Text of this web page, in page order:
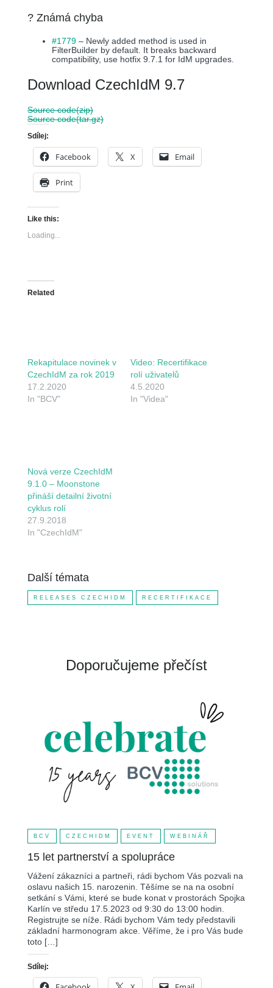
? Známá chyba
#1779– Newly added method is used in
FilterBuilder by default. It breaks backward
compatibility, use hotfix 9.7.1 for IdM upgrades.
Download CzechIdM 9.7
Source code(zip)
Source code(tar.gz)
Sdílej:
Facebook X Email
Print
Like this:
Loading...
Related
Rekapitulace novinek v
CzechIdM za rok 2019
17.2.2020
In "BCV"
Video: Recertifikace
rolí uživatelů
4.5.2020
In "Videa"
Nová verze CzechIdM
9.1.0 – Moonstone
přináší detailní životní
cyklus rolí
27.9.2018
In "CzechIdM"
Další témata
RELEASES CZECHIDM RECERTIFIKACE
Doporučujeme přečíst
BCV CZECHIDM EVENT WEBINÁŘ
15 let partnerství a spolupráce
Vážení zákazníci a partneři, rádi bychom Vás pozvali na
oslavu našich 15. narozenin. Těšíme se na na osobní
setkání s Vámi, které se bude konat v prostorách Spojka
Karlín ve středu 17.5.2023 od 9:30 do 13:00 hodin.
Registrujte se níže. Rádi bychom Vám tedy představili
základní harmonogram akce. Věříme, že i pro Vás bude
toto […]
Sdílej: